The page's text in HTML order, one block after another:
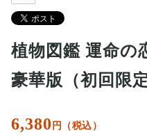
植物図鑑 運命の
豪華版（初回限
6,380 円（税込）